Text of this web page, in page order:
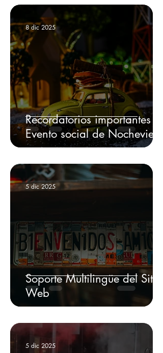
Recordatorios importantes +
Evento social de Nochevieja
8 dic 2025
Soporte Multilingüe del Sitio
Web
5 dic 2025
5 dic 2025